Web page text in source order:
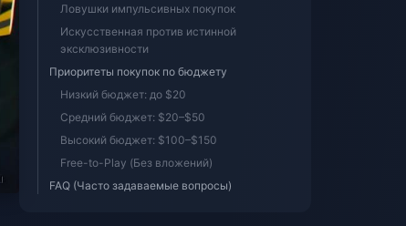
Ловушки импульсивных покупок
Искусственная против истинной
эксклюзивности
Приоритеты покупок по бюджету
Низкий бюджет: до $20
Средний бюджет: $20–$50
Высокий бюджет: $100–$150
Free-to-Play (Без вложений)
FAQ (Часто задаваемые вопросы)